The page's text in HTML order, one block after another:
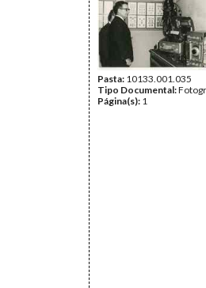
Pasta: 10133.001.035
Tipo Documental:
Página(s): 1